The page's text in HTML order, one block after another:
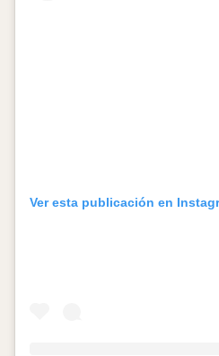
Ver esta publicación en